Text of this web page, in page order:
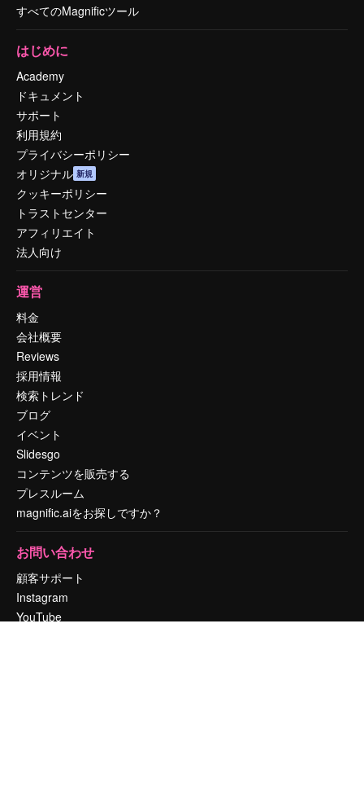
すべてのMagnificツール
はじめに
Academy
ドキュメント
サポート
利用規約
プライバシーポリシー
オリジナル 新規
クッキーポリシー
トラストセンター
アフィリエイト
法人向け
運営
料金
会社概要
Reviews
採用情報
検索トレンド
ブログ
イベント
Slidesgo
コンテンツを販売する
プレスルーム
magnific.aiをお探しですか？
お問い合わせ
顧客サポート
Instagram
YouTube